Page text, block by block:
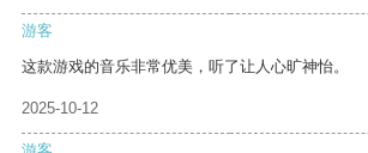
游客
这款游戏的音乐非常优美，听了让人心旷神怡。
2025-10-12